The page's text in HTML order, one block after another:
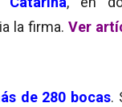
la firma. Ver
de 280 bocas.